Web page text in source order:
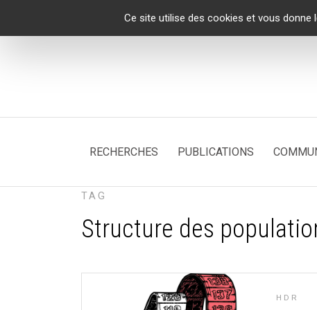
Ce site utilise des cookies et vous
RECHERCHES PUBLICATIONS
TAG
Structure des
HDR